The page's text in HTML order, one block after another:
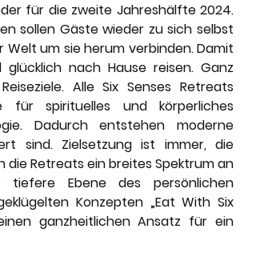
für die zweite Jahreshälfte 2024.
sollen Gäste wieder zu sich selbst
um sie herum verbinden. Damit
nach Hause reisen. Ganz
Alle Six Senses Retreats
für spirituelles und körperliches
Dadurch entstehen moderne
sind. Zielsetzung ist immer, die
die Retreats ein breites Spektrum an
tiefere Ebene des persönlichen
Konzepten „Eat With Six
ganzheitlichen Ansatz für ein